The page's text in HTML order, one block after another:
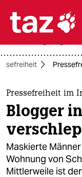

themen
politik
öko
gesellschaft
Pressefreiheit im
Blogger
Maskierte
Wohnung von
Mittlerweile ist